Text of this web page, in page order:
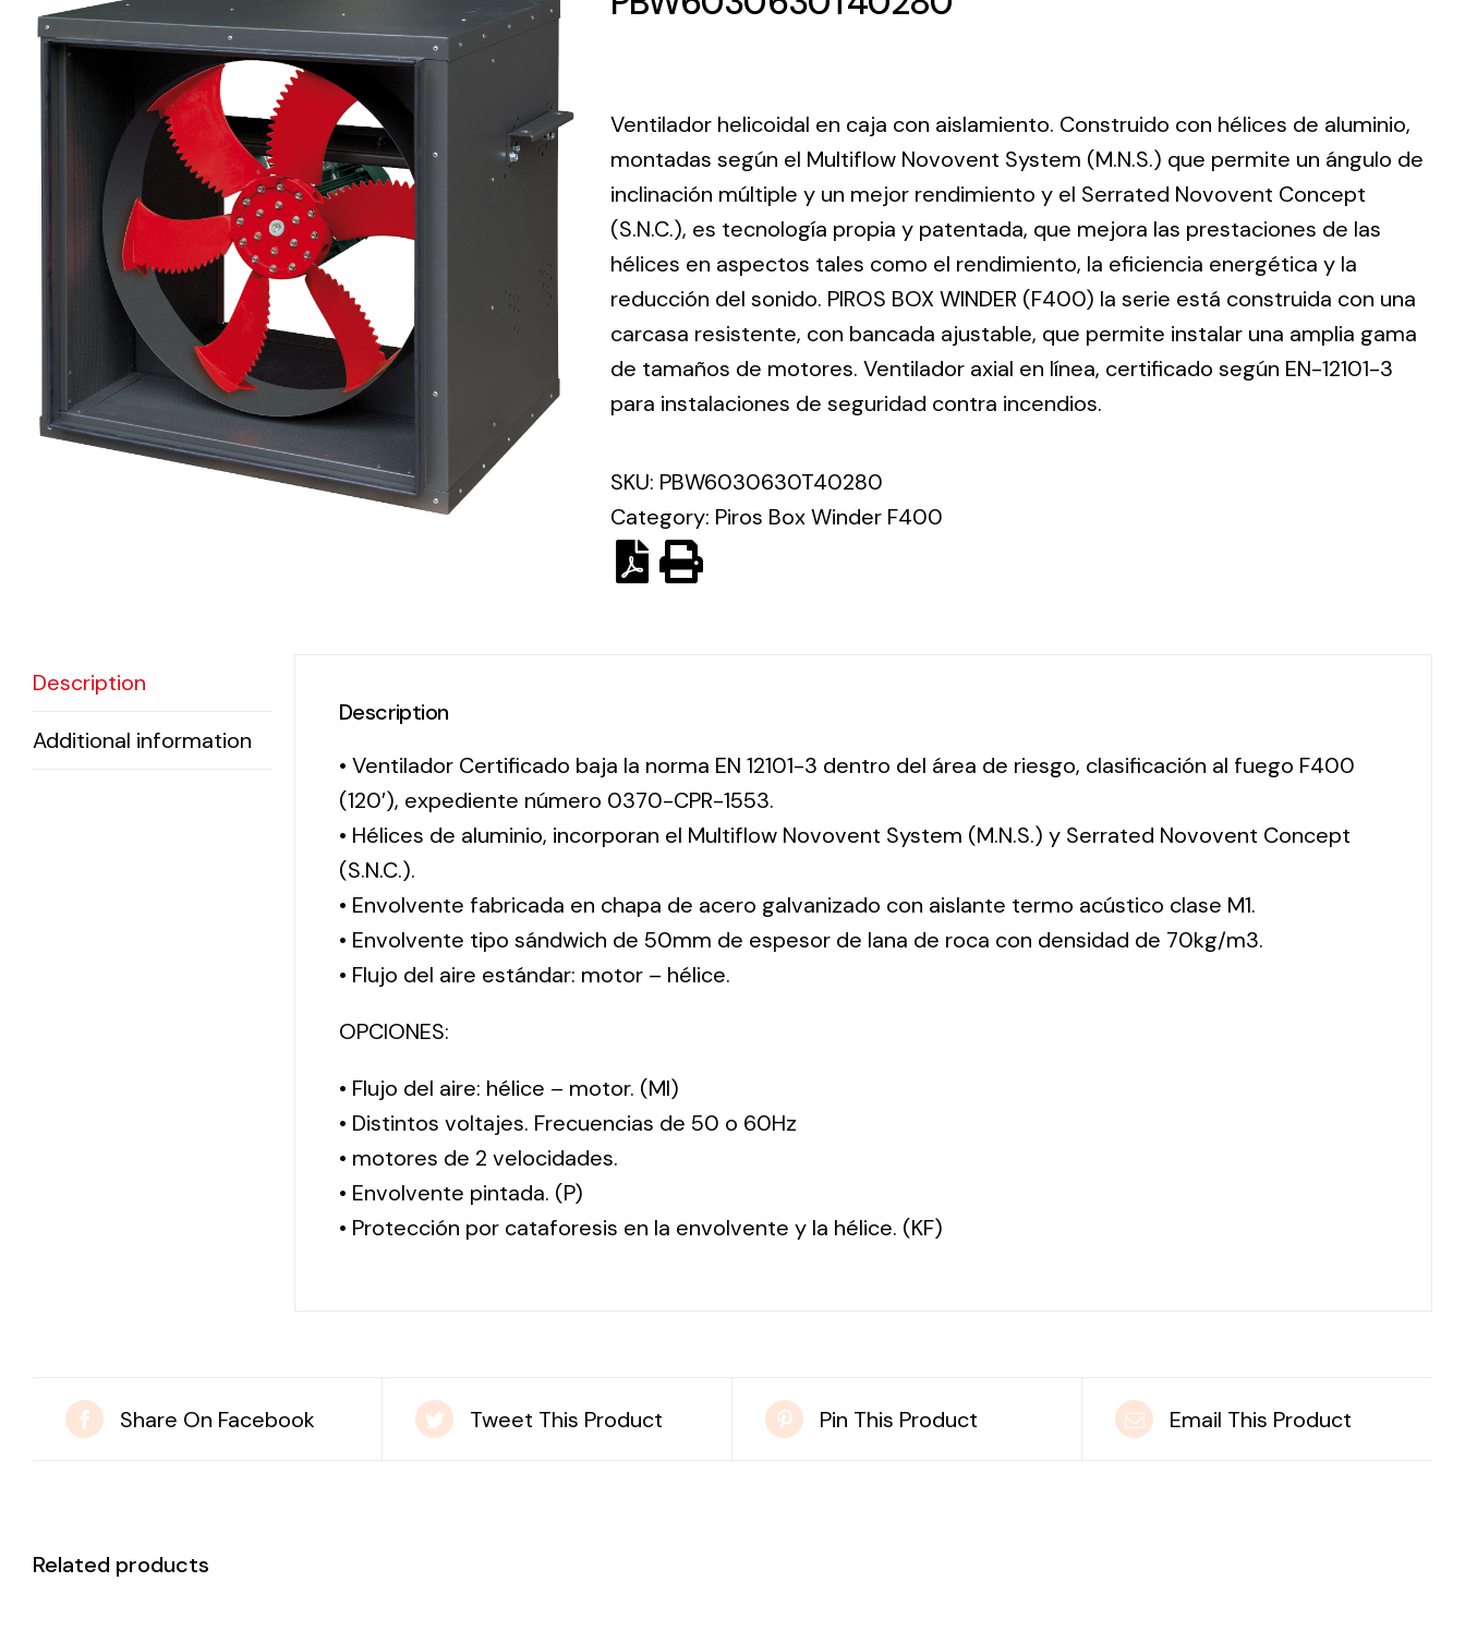
eléctrico.
Lighting and
solutions in
lighting and
material for
each project
and need
incorporation of
Novovent into
the group
meant a greater
offer of
products for
different uses
Solar lighting
Variety of solar
solutions for all
kinds of needs.
Ventilador helicoidal en caja con aislamiento. Construido con hélices de aluminio,
montadas según el Multiflow Novovent System (M.N.S.) que permite un ángulo de
inclinación múltiple y un mejor rendimiento y el Serrated Novovent Concept
(S.N.C.), es tecnología propia y patentada, que mejora las prestaciones de las
hélices en aspectos tales como el rendimiento, la eficiencia energética y la
reducción del sonido. PIROS BOX WINDER (F400) la serie está construida con una
carcasa resistente, con bancada ajustable, que permite instalar una amplia gama
de tamaños de motores. Ventilador axial en línea, certificado según EN-12101-3
para instalaciones de seguridad contra incendios.
SKU: PBW6030630T40280
Category: Piros Box Winder F400
Description
Additional information
Description
• Ventilador Certificado baja la norma EN 12101-3 dentro del área de riesgo, clasificación al fuego F400
(120′), expediente número 0370-CPR-1553.
• Hélices de aluminio, incorporan el Multiflow Novovent System (M.N.S.) y Serrated Novovent Concept
(S.N.C.).
• Envolvente fabricada en chapa de acero galvanizado con aislante termo acústico clase M1.
• Envolvente tipo sándwich de 50mm de espesor de lana de roca con densidad de 70kg/m3.
• Flujo del aire estándar: motor – hélice.
OPCIONES:
• Flujo del aire: hélice – motor. (MI)
• Distintos voltajes. Frecuencias de 50 o 60Hz
• motores de 2 velocidades.
• Envolvente pintada. (P)
• Protección por cataforesis en la envolvente y la hélice. (KF)
Share On Facebook Tweet This Product Pin This Product Email This Product
Related products